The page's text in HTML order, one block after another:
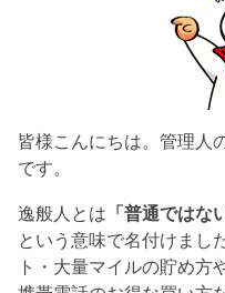
皆様こんにちは。管理人
です。
逸般人とは 「普通ではな
という意味で名付けまし
ト・大量マイルの貯め方